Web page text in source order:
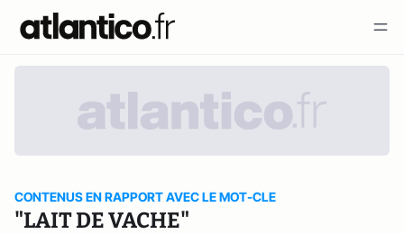
CONTENUS EN RAPPORT AVEC LE MOT-CLE
"LAIT DE VACHE"